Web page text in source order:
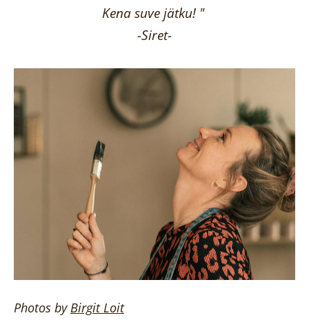
Kena suve jätku! "
-Siret-
Photos byBirgitLoit